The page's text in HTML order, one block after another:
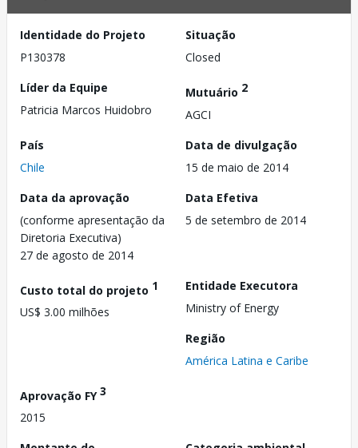
Identidade do Projeto
P130378
Situação
Closed
Líder da Equipe
Patricia Marcos Huidobro
Mutuário 2
AGCI
País
Chile
Data de divulgação
15 de maio de 2014
Data da aprovação
(conforme apresentação da
Diretoria Executiva)
27 de agosto de 2014
Data Efetiva
5 de setembro de 2014
Custo total do projeto 1
US$ 3.00 milhões
Entidade Executora
Ministry of Energy
Região
América Latina e Caribe
Aprovação FY3
2015